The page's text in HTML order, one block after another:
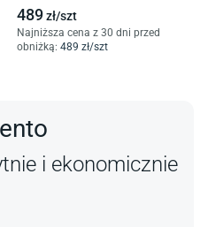
i ekonomicznie
489zł/szt
Najniższa cena z 30 dni przed
obniżką: 489 zł/szt